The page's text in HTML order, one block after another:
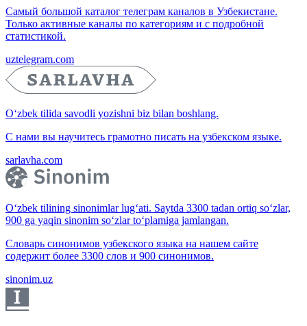
Самый большой каталог телеграм каналов в Узбекистане.
Только активные каналы по категориям и с подробной
статистикой.
uztelegram.com
O‘zbek tilida savodli yozishni biz bilan boshlang.
С нами вы научитесь грамотно писать на узбекском языке.
sarlavha.com
O‘zbek tilining sinonimlar lug‘ati. Saytda 3300 tadan ortiq so‘zlar,
900 ga yaqin sinonim so‘zlar to‘plamiga jamlangan.
Словарь синонимов узбекского языка на нашем сайте
содержит более 3300 слов и 900 синонимов.
sinonim.uz